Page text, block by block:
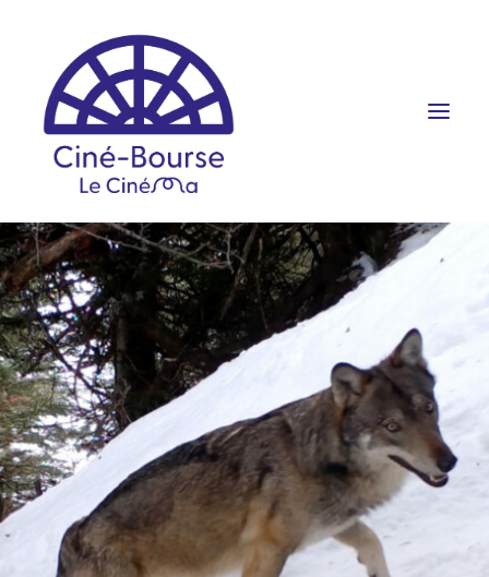
FILMS ET HORAIRES
ÉVÉNEMENTS
SCOLAIRES
PRATIQUE
RÉSERVATION
PROGRAMME